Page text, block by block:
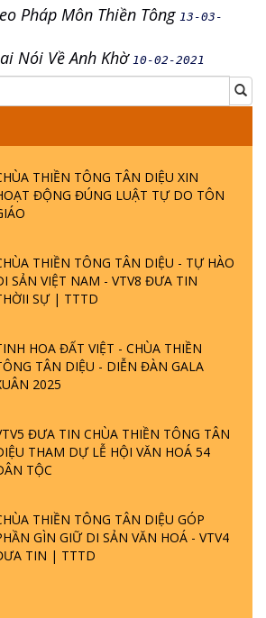
Pháp Môn Thiền Tông 13-03-
Nói Về Anh Khờ 10-02-2021
THIỀN TÔNG TÂN DIỆU XIN
ĐỘNG ĐÚNG LUẬT TỰ DO TÔN
THIỀN TÔNG TÂN DIỆU - TỰ HÀO
SẢN VIỆT NAM - VTV8 ĐƯA TIN
SỰ | TTTD
HOA ĐẤT VIỆT - CHÙA THIỀN
TÂN DIỆU - DIỄN ĐÀN GALA
2025
ĐƯA TIN CHÙA THIỀN TÔNG TÂN
THAM DỰ LỄ HỘI VĂN HOÁ 54
TỘC
THIỀN TÔNG TÂN DIỆU GÓP
GÌN GIỮ DI SẢN VĂN HOÁ - VTV4
TIN | TTTD